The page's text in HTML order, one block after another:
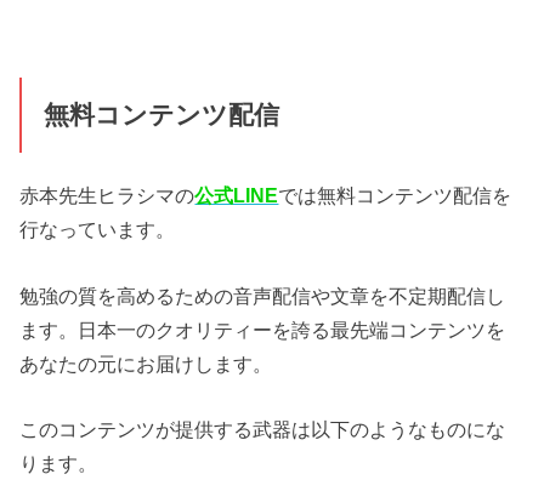
無料コンテンツ配信
赤本先生ヒラシマの公式LINEでは無料コンテンツ配信を
行なっています。
勉強の質を高めるための音声配信や文章を不定期配信し
ます。日本一のクオリティーを誇る最先端コンテンツを
あなたの元にお届けします。
このコンテンツが提供する武器は以下のようなものにな
ります。